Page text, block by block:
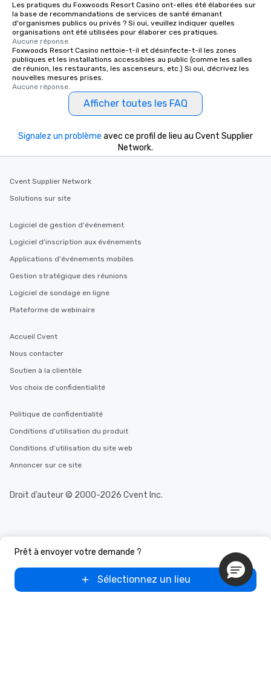
Les pratiques du Foxwoods Resort Casino ont-elles été élaborées sur
la base de recommandations de services de santé émanant
d'organismes publics ou privés ? Si oui, veuillez indiquer quelles
organisations ont été utilisées pour élaborer ces pratiques.
Aucune réponse.
Foxwoods Resort Casino nettoie-t-il et désinfecte-t-il les zones
publiques et les installations accessibles au public (comme les salles
de réunion, les restaurants, les ascenseurs, etc.) Si oui, décrivez les
nouvelles mesures prises.
Aucune réponse.
Afficher toutes les FAQ
Prêt à envoyer votre demande ?
Sélectionnez un lieu
Signalez un problème avec ce profil de lieu au Cvent Supplier
Network.
Cvent Supplier Network
Solutions sur site
Logiciel de gestion d'événement
Logiciel d'inscription aux événements
Applications d'événements mobiles
Gestion stratégique des réunions
Logiciel de sondage en ligne
Plateforme de webinaire
Accueil Cvent
Nous contacter
Soutien à la clientèle
Vos choix de confidentialité
Politique de confidentialité
Conditions d’utilisation du produit
Conditions d’utilisation du site web
Annoncer sur ce site
Droit d’auteur © 2000-2026 Cvent Inc.